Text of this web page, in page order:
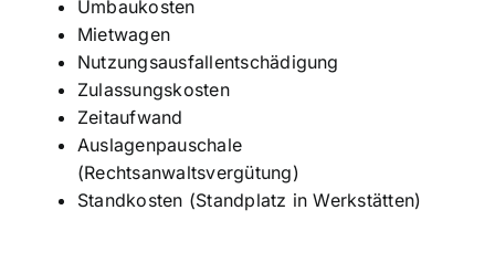
Umbaukosten
Mietwagen
Nutzungsausfallentschädigung
Zulassungskosten
Zeitaufwand
Auslagenpauschale
(Rechtsanwaltsvergütung)
Standkosten (Standplatz in Werkstätten)